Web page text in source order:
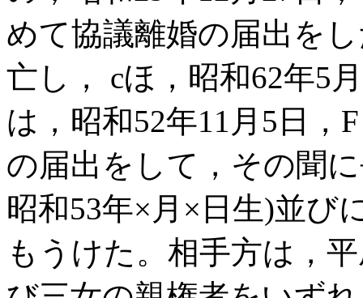
めて協議離婚の届出を
亡し， cほ，昭和62年5
は，昭和52年11月5日，
の届出をして，その聞
昭和53年×月×日生)並び
もうけた。相手方は，